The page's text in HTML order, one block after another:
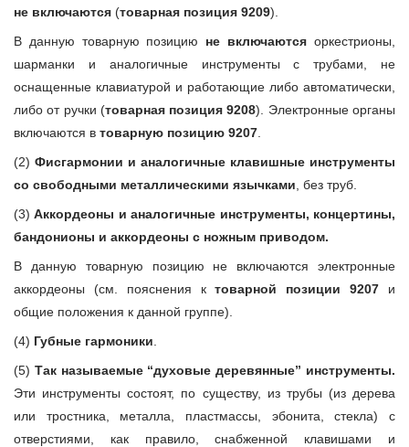
не включаются (товарная позиция 9209).
В данную товарную позицию не включаются оркестрионы,
шарманки и аналогичные инструменты с трубами, не
оснащенные клавиатурой и работающие либо автоматически,
либо от ручки (товарная позиция 9208). Электронные органы
включаются в товарную позицию 9207
(2) Фисгармонии и аналогичные клавишные инструменты
со свободными металлическими язычками , без труб.
(3)Аккордеоны и аналогичные инструменты, концертины,
бандонионы и аккордеоны с ножным приводом.
В данную товарную позицию не включаются электронные
аккордеоны (см. пояснения ктоварной позиции 9207 и
общие положения к данной группе).
(4) Губные гармоники
(5) Так называемые “духовые деревянные” инструменты.
Эти инструменты состоят, по существу, из трубы (из дерева
или тростника, металла, пластмассы, эбонита, стекла) с
отверстиями, как правило, снабженной клавишами и